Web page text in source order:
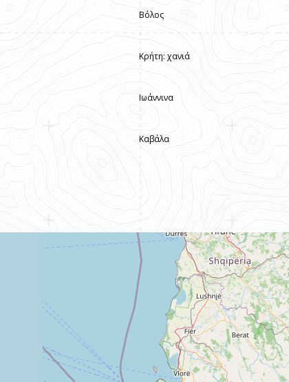
Βόλος
Κρήτη: χανιά
Ιωάννινα
Καβάλα